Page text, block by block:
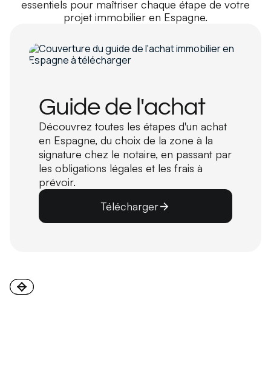
essentiels pour maîtriser chaque étape de votre
projet immobilier en Espagne.
Guide de l'achat
Découvrez toutes les étapes d'un achat
en Espagne, du choix de la zone à la
signature chez le notaire, en passant par
les obligations légales et les frais à
prévoir.
Télécharger